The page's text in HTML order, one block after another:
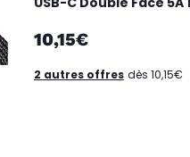
10,15€
2 autres offres dès 10,15€